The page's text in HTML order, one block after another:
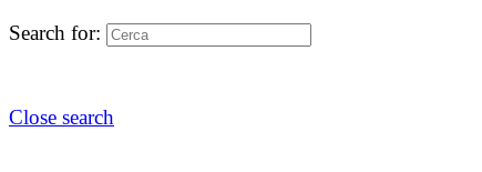
Search for:
Close search